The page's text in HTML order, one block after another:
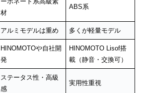
材
ABS系
アルミモデルは重め 多くが軽量モデル
HINOMOTOや自社開
発
HINOMOTO Lisof搭
載（静音・交換可）
ステータス性・高級
感
実用性重視